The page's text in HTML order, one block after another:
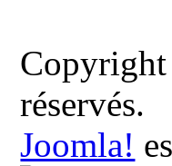
Copyright
réservés.
Joomla!